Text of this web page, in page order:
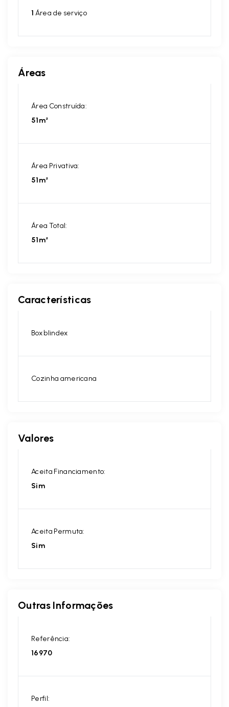
1 Área de serviço
Áreas
Área Construída:
51m²
Área Privativa:
51m²
Área Total:
51m²
Características
Box blindex
Cozinha americana
Valores
Aceita Financiamento:
Sim
Aceita Permuta:
Sim
Outras Informações
Referência:
16970
Perfil: